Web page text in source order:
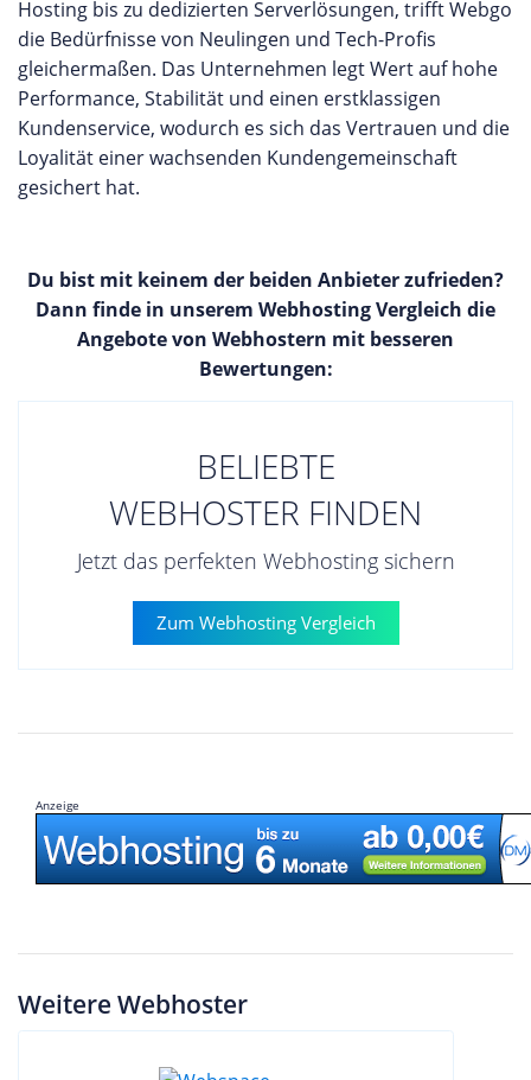
Hosting bis zu dedizierten Serverlösungen, trifft Webgo
die Bedürfnisse von Neulingen und Tech-Profis
gleichermaßen. Das Unternehmen legt Wert auf hohe
Performance, Stabilität und einen erstklassigen
Kundenservice, wodurch es sich das Vertrauen und die
Loyalität einer wachsenden Kundengemeinschaft
gesichert hat.
Du bist mit keinem der beiden Anbieter zufrieden?
Dann finde in unserem Webhosting Vergleich die
Angebote von Webhostern mit besseren
Bewertungen:
BELIEBTE
WEBHOSTER FINDEN
Jetzt das perfekten Webhosting sichern
Zum Webhosting Vergleich
Anzeige
Weitere Webhoster